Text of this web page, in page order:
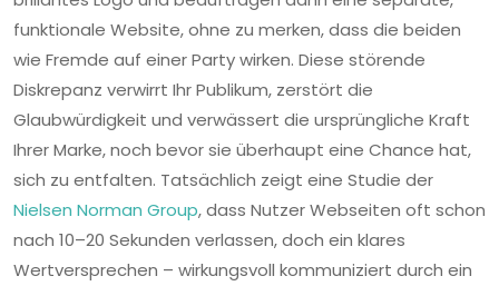
funktionale Website, ohne zu merken, dass die beiden
wie Fremde auf einer Party wirken. Diese störende
Diskrepanz verwirrt Ihr Publikum, zerstört die
Glaubwürdigkeit und verwässert die ursprüngliche Kraft
Ihrer Marke, noch bevor sie überhaupt eine Chance hat,
sich zu entfalten. Tatsächlich zeigt eine Studie der
Nielsen Norman Group, dass Nutzer Webseiten oft schon
nach 10–20 Sekunden verlassen, doch ein klares
Wertversprechen – wirkungsvoll kommuniziert durch ein